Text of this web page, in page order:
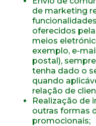
de marketing
oferecidos
meios
exemplo, e-
postal),
tenha dado o
quando
relação de
Realização de
outras formas
promocionais;